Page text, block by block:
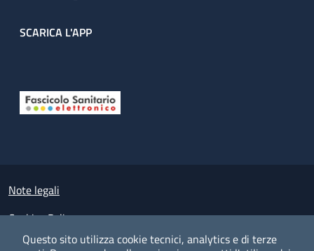
Questo sito utilizza cookie tecnici, analytics e di terze
SCARICA L'APP
Small prints
Note legali
Cookies Policy
Policy privacy e protezione del dato personale